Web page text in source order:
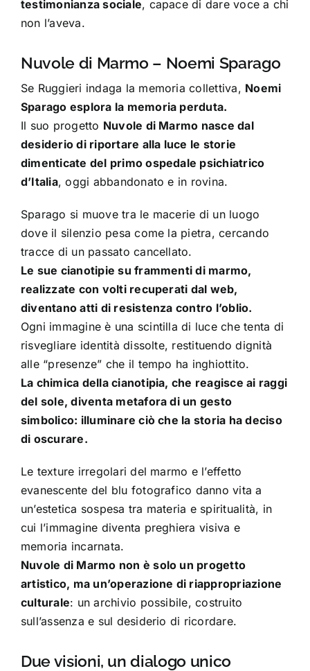
testimonianza sociale, capace di dare voce a chi
non l’aveva.
Nuvole di Marmo – Noemi Sparago
Se Ruggieri indaga la memoria collettiva, Noemi
Sparago esplora la memoria perduta.
Il suo progetto Nuvole di Marmo nasce dal
desiderio di riportare alla luce le storie
dimenticate del primo ospedale psichiatrico
d’Italia, oggi abbandonato e in rovina.
Sparago si muove tra le macerie di un luogo
dove il silenzio pesa come la pietra, cercando
tracce di un passato cancellato.
Le sue cianotipie su frammenti di marmo,
realizzate con volti recuperati dal web,
diventano atti di resistenza contro l’oblio.
Ogni immagine è una scintilla di luce che tenta di
risvegliare identità dissolte, restituendo dignità
alle “presenze” che il tempo ha inghiottito.
La chimica della cianotipia, che reagisce ai raggi
del sole, diventa metafora di un gesto
simbolico: illuminare ciò che la storia ha deciso
di oscurare.
Le texture irregolari del marmo e l’effetto
evanescente del blu fotografico danno vita a
un’estetica sospesa tra materia e spiritualità, in
cui l’immagine diventa preghiera visiva e
memoria incarnata.
Nuvole di Marmo non è solo un progetto
artistico, ma un’operazione di riappropriazione
culturale: un archivio possibile, costruito
sull’assenza e sul desiderio di ricordare.
Due visioni, un dialogo unico